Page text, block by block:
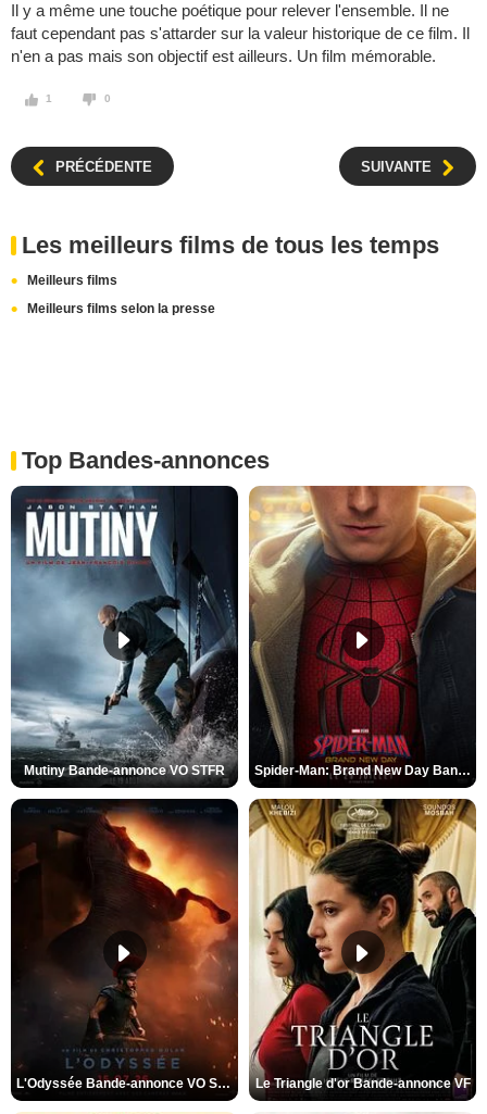
Il y a même une touche poétique pour relever l'ensemble. Il ne
faut cependant pas s'attarder sur la valeur historique de ce film. Il
n'en a pas mais son objectif est ailleurs. Un film mémorable.
1 0
PRÉCÉDENTE SUIVANTE
Les meilleurs films de tous les temps
Meilleurs films
Meilleurs films selon la presse
Top Bandes-annonces
Mutiny Bande-annonce VO STFR Spider-Man: Brand New Day Bande-annonce VO STFR
L'Odyssée Bande-annonce VO STFR Le Triangle d'or Bande-annonce VF